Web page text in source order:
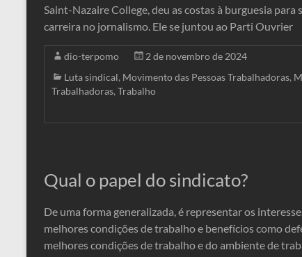
Saint-Nazaire College, deu as costas à burguesia
carreira no jornalismo. Ele se juntou ao Parti Ouvrier
dio-terpomo
2 de novembro de 2024
Luta sindical, Movimento das Pessoas Trabalhadoras,
Trabalhadoras, Trabalho
Qual o papel do sindicato?
De uma forma generalizada, é representar os
melhores condições de trabalho e benefícios como
melhores condições de trabalho e do ambiente de